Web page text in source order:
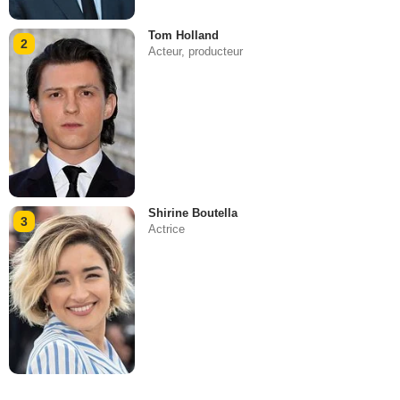
2
Tom Holland
Acteur, producteur
3
Shirine Boutella
Actrice